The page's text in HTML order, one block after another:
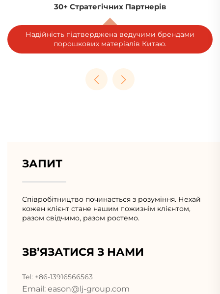
Глобальне наявність
Обслуговуємо 100+ Країн, 30+ Галузей та 5000+
Клієнтів.
ЗАПИТ
Співробітництво починається з розуміння. Нехай
кожен клієнт стане нашим пожизнім клієнтом,
разом свідчимо, разом ростемо.
ЗВ’ЯЗАТИСЯ З НАМИ
Tel: +86-13916566563
Email: eason@lj-group.com